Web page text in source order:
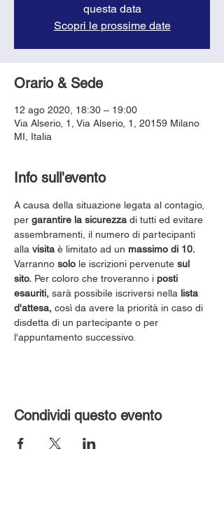
questa data
Scopri le prossime date
Orario & Sede
12 ago 2020, 18:30 – 19:00
Via Alserio, 1, Via Alserio, 1, 20159 Milano
MI, Italia
Info sull'evento
A causa della situazione legata al contagio,
per garantire la sicurezza di tutti ed evitare
assembramenti, il numero di partecipanti
alla visita è limitato ad un massimo di 10.
Varranno solo le iscrizioni pervenute sul
sito. Per coloro che troveranno i posti
esauriti, sarà possibile iscriversi nella lista
d'attesa, così da avere la priorità in caso di
disdetta di un partecipante o per
l'appuntamento successivo.
Condividi questo evento